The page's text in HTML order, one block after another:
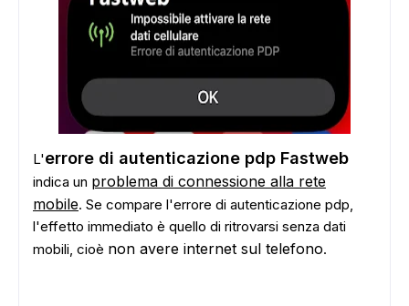
L'errore di autenticazione pdp Fastweb
indica un problema di connessione alla rete
mobile. Se compare l'errore di autenticazione pdp,
l'effetto immediato è quello di ritrovarsi senza dati
mobili, cioè non avere internet sul telefono.